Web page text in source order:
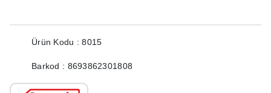
Ürün Kodu : 8015
Barkod : 8693862301808